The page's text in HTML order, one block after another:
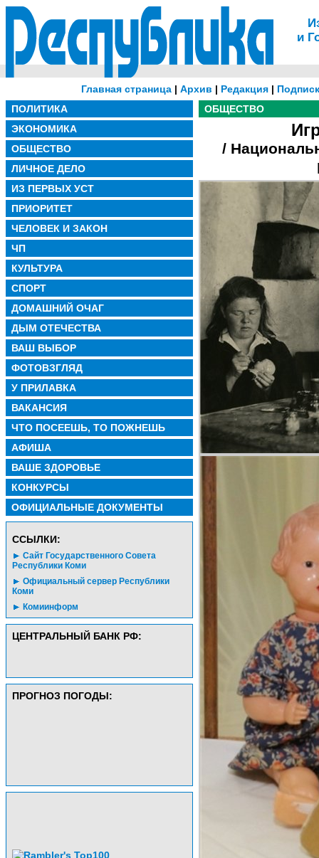
и
Главная страница| Архив | Редакция|
ПОЛИТИКА
ЭКОНОМИКА
ОБЩЕСТВО
ЛИЧНОЕ ДЕЛО
ИЗ ПЕРВЫХ УСТ
ПРИОРИТЕТ
ЧЕЛОВЕК И ЗАКОН
ЧП
КУЛЬТУРА
СПОРТ
ДОМАШНИЙ ОЧАГ
ДЫМ ОТЕЧЕСТВА
ВАШ ВЫБОР
ФОТОВЗГЛЯД
У ПРИЛАВКА
ВАКАНСИЯ
ЧТО ПОСЕЕШЬ, ТО ПОЖНЕШЬ
АФИША
ВАШЕ ЗДОРОВЬЕ
КОНКУРСЫ
ОФИЦИАЛЬНЫЕ ДОКУМЕНТЫ
CСЫЛКИ:
Сайт Государственного Совета
Республики Коми
Официальный сервер Республики
Коми
Комиинформ
ЦЕНТРАЛЬНЫЙ БАНК РФ:
ПРОГНОЗ ПОГОДЫ:
ОБЩЕСТВО
/